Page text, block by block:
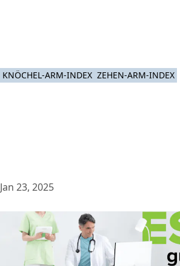
KNÖCHEL-ARM-INDEX ZEHEN-ARM-INDEX
Jan 23, 2025